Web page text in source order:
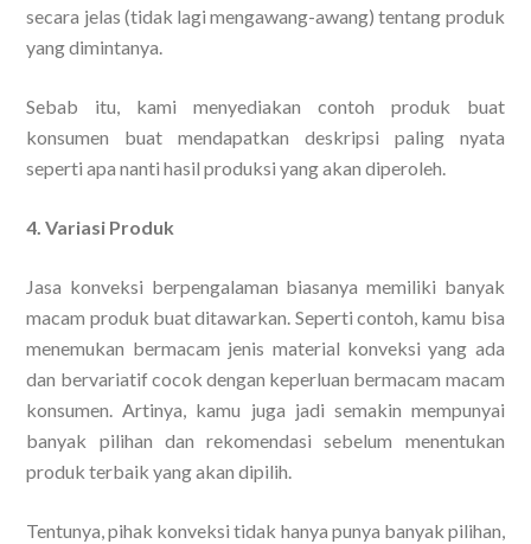
secara jelas (tidak lagi mengawang-awang) tentang produk
yang dimintanya.
Sebab itu, kami menyediakan contoh produk buat
konsumen buat mendapatkan deskripsi paling nyata
seperti apa nanti hasil produksi yang akan diperoleh.
4. Variasi Produk
Jasa konveksi berpengalaman biasanya memiliki banyak
macam produk buat ditawarkan. Seperti contoh, kamu bisa
menemukan bermacam jenis material konveksi yang ada
dan bervariatif cocok dengan keperluan bermacam macam
konsumen. Artinya, kamu juga jadi semakin mempunyai
banyak pilihan dan rekomendasi sebelum menentukan
produk terbaik yang akan dipilih.
Tentunya, pihak konveksi tidak hanya punya banyak pilihan,